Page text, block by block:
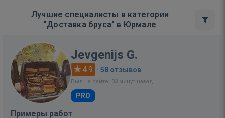
Лучшие специалисты в категории
"Доставка бруса" в Юрмале
Jevgenijs G.
4.9 · 58 отзывов
Был на сайте: 33 минут назад
PRO
Примеры работ